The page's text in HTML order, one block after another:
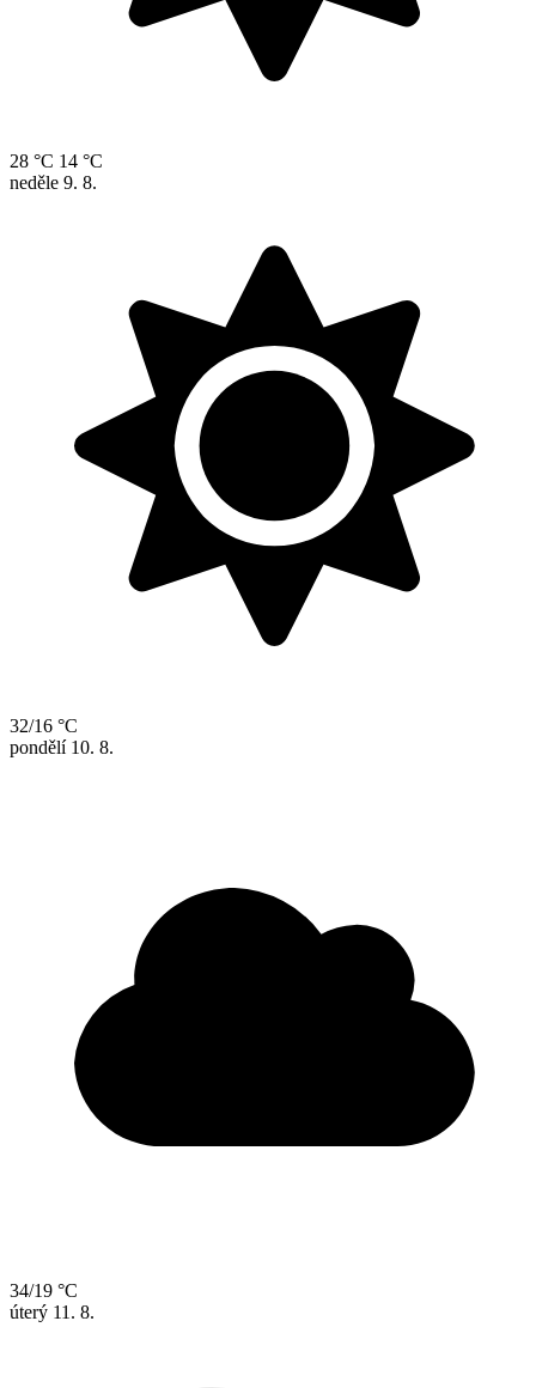
28 °C 14 °C
neděle 9. 8.
32/16 °C
pondělí 10. 8.
34/19 °C
úterý 11. 8.